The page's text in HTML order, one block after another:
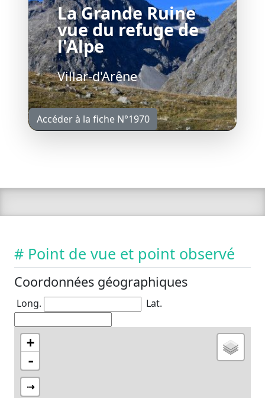
La Grande Ruine
vue du refuge de
l'Alpe
Villar-d'Arêne
Accéder à la fiche N°1970
# Point de vue et point observé
Coordonnées géographiques
Long. Lat.
+
-
⇢